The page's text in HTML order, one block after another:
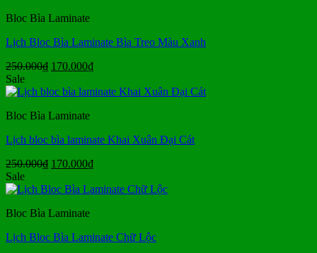
Bloc Bìa Laminate
Lịch Bloc Bìa Laminate Bìa Treo Màu Xanh
250.000₫ Giá
là:
170.000₫Giá
tại
Sale
Bloc Bìa Laminate
Lịch bloc bìa laminate Khai Xuân Đại Cát
250.000₫ Giá
là:
170.000₫Giá
tại
Sale
Bloc Bìa Laminate
Lịch Bloc Bìa Laminate Chữ Lộc